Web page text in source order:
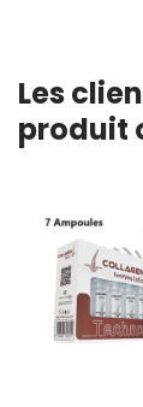
Les
produit